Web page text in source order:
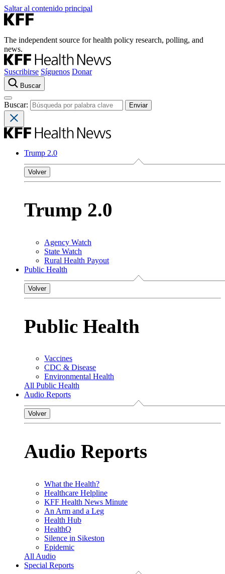
Saltar al contenido principal
The independent source for health policy research, polling, and
news.
Suscribirse Síguenos Donar
Buscar
Buscar:
Trump 2.0
Volver
Trump 2.0
Agency Watch
State Watch
Rural Health Payout
Public Health
Volver
Public Health
Vaccines
CDC & Disease
Environmental Health
All Public Health
Audio Reports
Volver
Audio Reports
What the Health?
Healthcare Helpline
KFF Health News Minute
An Arm and a Leg
Health Hub
HealthQ
Silence in Sikeston
Epidemic
All Audio
Special Reports